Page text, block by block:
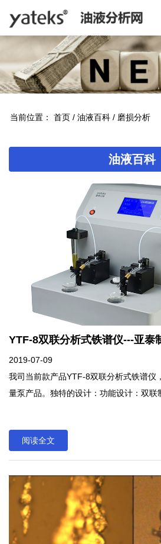
当前位置： 首页 / 油液百科 / 磨损分析
油液百科
YTF-8双联分析式铁谱仪---亚泰
2019-07-09
我司当前款产品YTF-8双联分析式铁谱仪
量泵产品。独特的设计：功能设计：双联
阅读全文